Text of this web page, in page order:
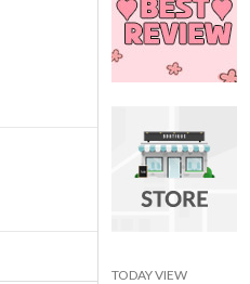
TODAY VIEW